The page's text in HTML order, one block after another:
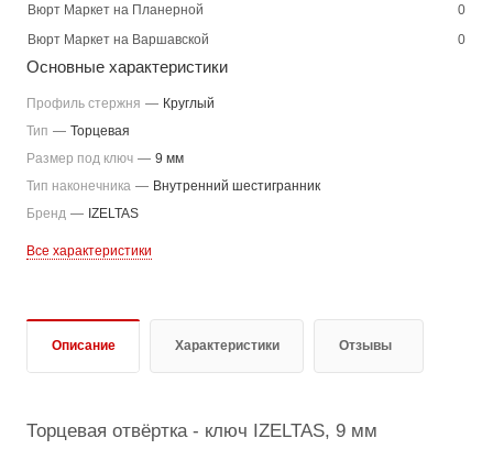
Вюрт Маркет на Планерной
0
Вюрт Маркет на Варшавской
0
Основные характеристики
Профиль стержня — Круглый
Тип — Торцевая
Размер под ключ — 9 мм
Тип наконечника — Внутренний шестигранник
Бренд — IZELTAS
Все характеристики
Описание Характеристики Отзывы
Торцевая отвёртка - ключ IZELTAS, 9 мм